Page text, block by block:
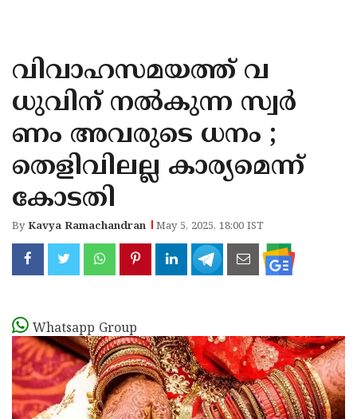
KANNUR
KASARAGOD
വിവാഹസമയത്ത് വ
ധുവിന് നൽകുന്ന സ്വർ
ണം അവരുടെ ധനം ;
തെളിവിലല്ല കാര്യമെന്ന്
കോടതി
ByKavya Ramachandran May 5, 2025, 18:00 IST
Whatsapp Group